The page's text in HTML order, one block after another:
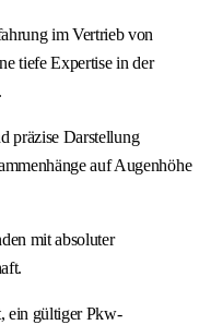
im Vertrieb von
tiefe Expertise in der
präzise Darstellung
auf Augenhöhe
mit absoluter
ein gültiger Pkw-